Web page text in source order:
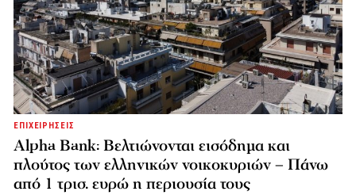
ΕΠΙΧΕΙΡΗΣΕΙΣ
Alpha Bank: Βελτιώνονται εισόδημα και
πλούτος των ελληνικών νοικοκυριών – Πάνω
από 1 τρισ. ευρώ η περιουσία τους